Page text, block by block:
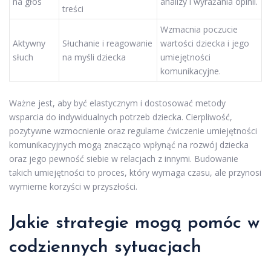
treści
Aktywny
słuch
Słuchanie i reagowanie
na myśli dziecka
Wzmacnia poczucie
wartości dziecka i jego
umiejętności
komunikacyjne.
Ważne jest, aby być elastycznym i dostosować metody
wsparcia do indywidualnych potrzeb dziecka. Cierpliwość,
pozytywne wzmocnienie oraz regularne ćwiczenie umiejętności
komunikacyjnych mogą znacząco wpłynąć na rozwój dziecka
oraz jego pewność siebie w relacjach z innymi. Budowanie
takich umiejętności to proces, który wymaga czasu, ale przynosi
wymierne korzyści w przyszłości.
Jakie strategie mogą pomóc w
codziennych sytuacjach